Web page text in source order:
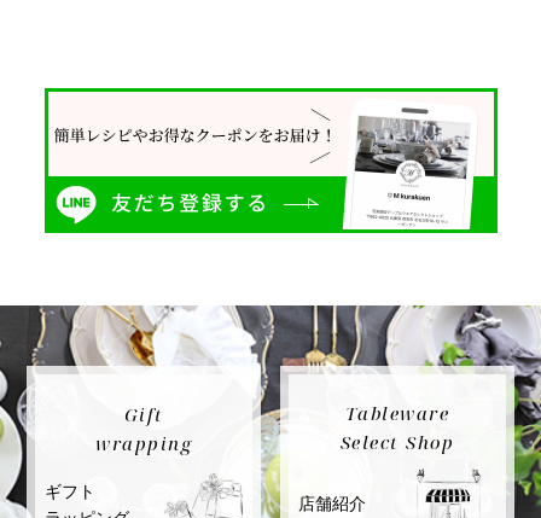
Gift
wrapping
ギフト
Tableware
Select Shop
店舗紹介